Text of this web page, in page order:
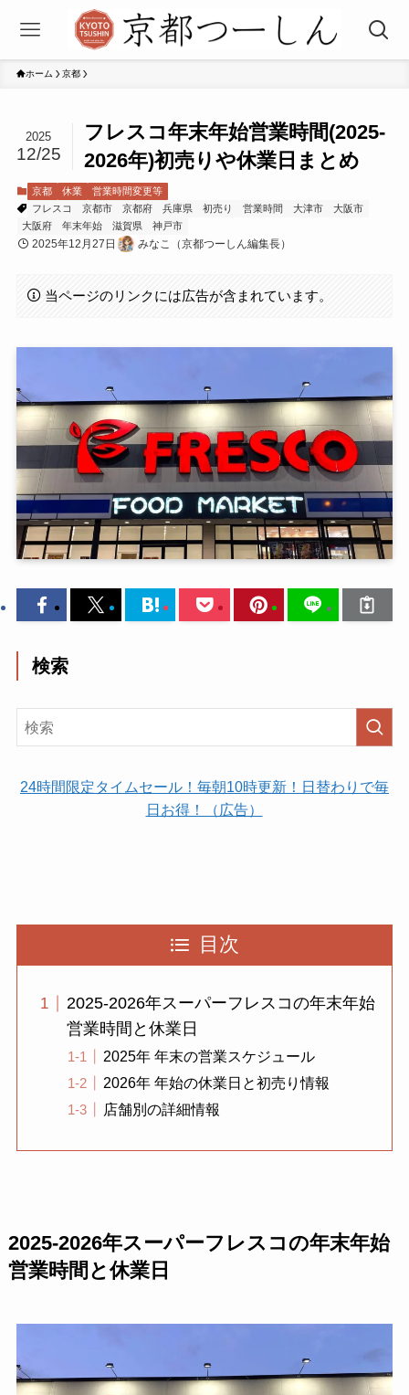
ホーム 京都
フレスコ年末年始営業時間(2025-
2026年)初売りや休業日まとめ
2025
12/25
京都 休業
営業時間変更等
フレスコ
京都市 京都府 兵庫県 初売り 営業時間 大津市
大阪市
大阪府
年末年始 滋賀県 神戸市
2025年12月27日 みなこ（京都つーしん編集長）
当ページのリンクには広告が含まれています。
検索
24時間限定タイムセール！毎朝10時更新！日替わりで毎
日お得！（広告）
目次
2025-2026年スーパーフレスコの年末年始
営業時間と休業日
2025年 年末の営業スケジュール
2026年 年始の休業日と初売り情報
店舗別の詳細情報
2025-2026年スーパーフレスコの年末年始
営業時間と休業日